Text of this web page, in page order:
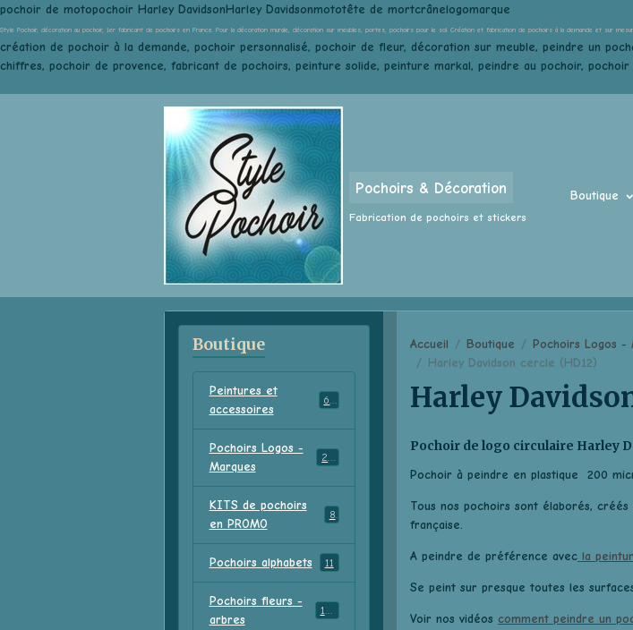
pochoir de motopochoir Harley DavidsonHarley Davidsonmototête de mortcrânelogomarque
Style Pochoir, décoration au pochoir, 1er fabricant de pochoirs en France. Pour la décoration murale, décoration sur meubles, portes, pochoirs pour le sol. Création et fabrication de pochoirs à la demande et sur
création de pochoir à la demande, pochoir personnalisé, pochoir de fleur, décoration sur meuble, peindre un
chiffres, pochoir de provence, fabricant de pochoirs, peinture solide, peinture markal, peindre au pochoir, pochoir
Pochoirs & Décoration
Fabrication de pochoirs et stickers
Boutique
Accueil Boutique Pochoirs Logos -
Harley Davidson cercle (HD12)
Harley
Pochoir de logo circulaire Harley
Pochoir à peindre en plastique 200
Tous nos pochoirs sont élaborés,
française.
A peindre de préférence avec la
Se peint sur presque toutes les
Voir nos vidéos comment peindre un
Boutique
Peintures et
accessoires
68
Pochoirs Logos -
Marques
213
KITS de pochoirs
en PROMO
8
Pochoirs alphabets 11
Pochoirs fleurs -
arbres
156